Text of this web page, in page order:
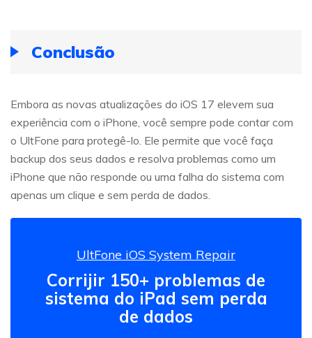
Conclusão
Embora as novas atualizações do iOS 17 elevem sua
experiência com o iPhone, você sempre pode contar com
o UltFone para protegê-lo. Ele permite que você faça
backup dos seus dados e resolva problemas como um
iPhone que não responde ou uma falha do sistema com
apenas um clique e sem perda de dados.
UltFone iOS System Repair
Corrijir 150+ problemas de
sistema do iPad sem perda
de dados